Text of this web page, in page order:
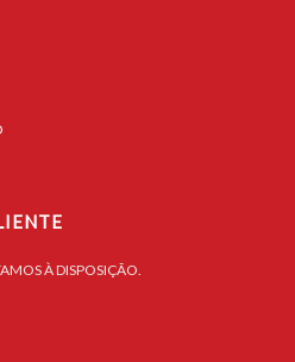
À DISPOSIÇÃO.